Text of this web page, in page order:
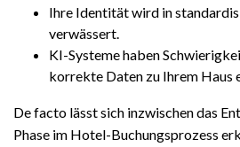
Ihre Identität wird in
verwässert.
KI-Systeme haben
korrekte Daten zu Ihrem
De facto lässt sich inzwischen das
Phase im Hotel-Buchungsprozess